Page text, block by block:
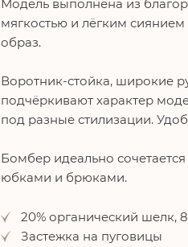
Модель выполнена из
мягкостью и лёгким
образ.
Воротник-стойка, широкие
подчёркивают характер
под разные стилизации.
Бомбер идеально
юбками и брюками.
20% органический шелк,
Застежка на пуговицы